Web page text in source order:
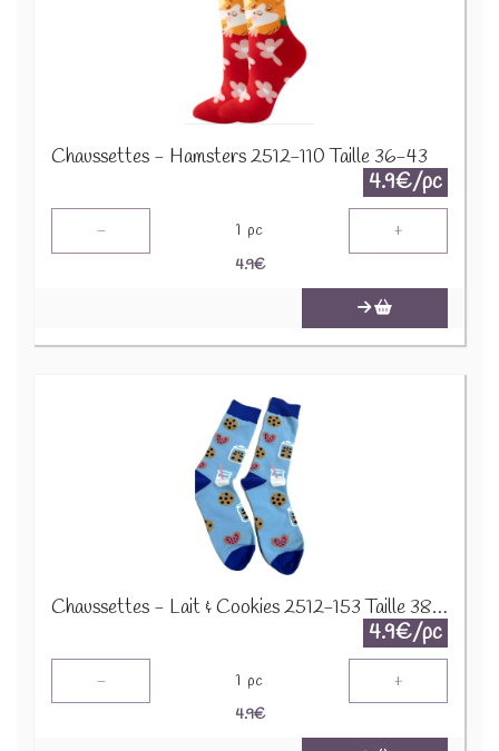
Chaussettes - Hamsters 2512-110 Taille 36-43
4.9€/pc
- 1 pc +
4.9€
Chaussettes - Lait & Cookies 2512-153 Taille 38-45
4.9€/pc
- 1 pc +
4.9€